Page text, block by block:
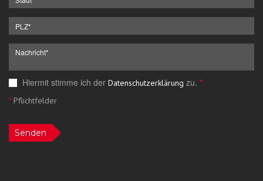
Hiermit stimme ich der Datenschutzerklärung zu. *
*Pflichtfelder
Senden